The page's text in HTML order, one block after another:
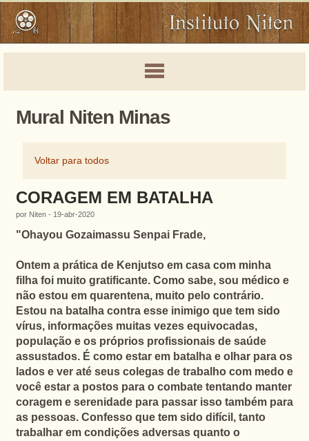
Mural Niten Minas
Voltar para todos
CORAGEM EM BATALHA
por Niten - 19-abr-2020
"Ohayou Gozaimassu Senpai Frade,
Ontem a prática de Kenjutso em casa com minha
filha foi muito gratificante. Como sabe, sou médico e
não estou em quarentena, muito pelo contrário.
Estou na batalha contra esse inimigoque tem sido
vírus, informações muitas vezes equivocadas,
população e os próprios profissionais de saúde
assustados. É como estar em batalha e olhar para os
lados e ver até seus colegas de trabalho com medo e
você estar a postos para o combatetentando manter
coragem e serenidade para passar isso também para
as pessoas. Confesso que tem sido difícil, tanto
trabalhar em condições adversas quanto o